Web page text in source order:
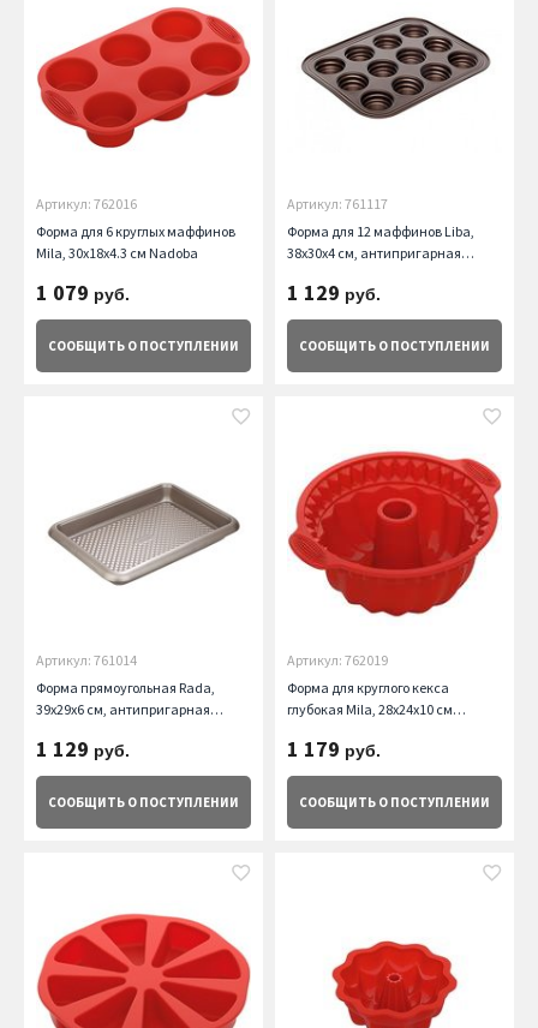
Артикул: 762016
Форма для 6 круглых маффинов
Mila, 30x18x4.3 см Nadoba
1 079 руб.
СООБЩИТЬ О ПОСТУПЛЕНИИ
Артикул: 761117
Форма для 12 маффинов Liba,
38х30х4 см, антипригарная
1 129 руб.
СООБЩИТЬ О ПОСТУПЛЕНИИ
Артикул: 761014
Форма прямоугольная Rada,
39х29х6 см, антипригарная
1 129 руб.
СООБЩИТЬ О ПОСТУПЛЕНИИ
Артикул: 762019
Форма для круглого кекса
глубокая Mila, 28x24x10 см
1 179 руб.
СООБЩИТЬ О ПОСТУПЛЕНИИ